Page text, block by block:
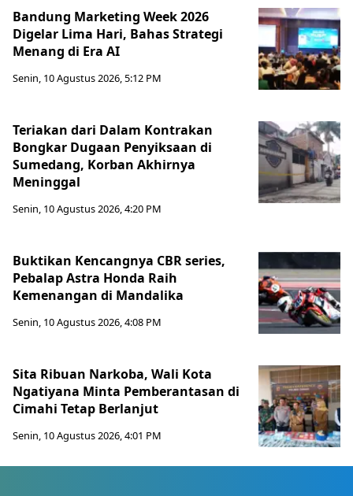
Bandung Marketing Week 2026
Digelar Lima Hari, Bahas Strategi
Menang di Era AI
Senin, 10 Agustus 2026, 5:12 PM
Teriakan dari Dalam Kontrakan
Bongkar Dugaan Penyiksaan di
Sumedang, Korban Akhirnya
Meninggal
Senin, 10 Agustus 2026, 4:20 PM
Buktikan Kencangnya CBR series,
Pebalap Astra Honda Raih
Kemenangan di Mandalika
Senin, 10 Agustus 2026, 4:08 PM
Sita Ribuan Narkoba, Wali Kota
Ngatiyana Minta Pemberantasan di
Cimahi Tetap Berlanjut
Senin, 10 Agustus 2026, 4:01 PM